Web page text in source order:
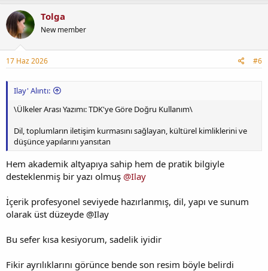
Tolga
New member
17 Haz 2026 #6
Ilay' Alıntı:
\Ülkeler Arası Yazımı: TDK'ye Göre Doğru Kullanım\
Dil, toplumların iletişim kurmasını sağlayan, kültürel kimliklerini ve
düşünce yapılarını yansıtan
Hem akademik altyapıya sahip hem de pratik bilgiyle
desteklenmiş bir yazı olmuş @Ilay
İçerik profesyonel seviyede hazırlanmış, dil, yapı ve sunum
olarak üst düzeyde @Ilay
Bu sefer kısa kesiyorum, sadelik iyidir
Fikir ayrılıklarını görünce bende son resim böyle belirdi